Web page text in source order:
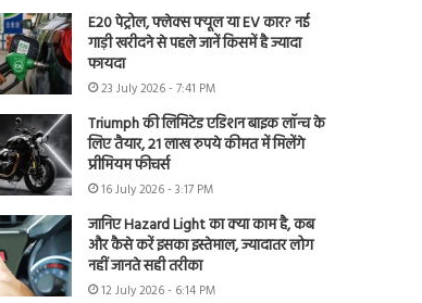
E20 पेट्रोल, फ्लेक्स फ्यूल या EV कार? नई
गाड़ी खरीदने से पहले जानें किसमें है ज्यादा
फायदा
23 July 2026 - 7:41 PM
Triumph की लिमिटेड एडिशन बाइक लॉन्च के
लिए तैयार, 21 लाख रुपये कीमत में मिलेंगे
प्रीमियम फीचर्स
16 July 2026 - 3:17 PM
जानिए Hazard Light का क्या काम है, कब
और कैसे करें इसका इस्तेमाल, ज्यादातर लोग
नहीं जानते सही तरीका
12 July 2026 - 6:14 PM